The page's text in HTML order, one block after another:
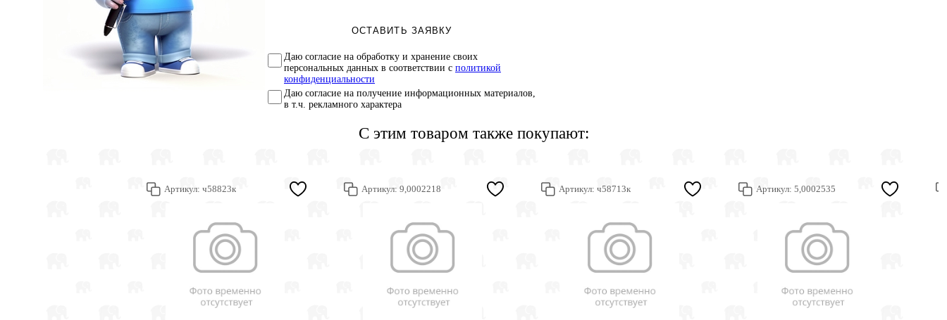
ОСТАВИТЬ ЗАЯВКУ
Даю согласие на обработку и хранение своих
персональных данных в соответствии с политикой
конфиденциальности
Даю согласие на получение информационных материалов,
в т.ч. рекламного характера
С этим товаром также покупают:
Артикул: ч58823к Артикул: 9,0002218 Артикул: ч58713к Артикул: 5,0002535